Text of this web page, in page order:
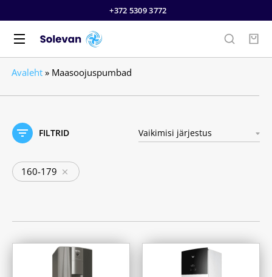
+372 5309 3772
Avaleht » Maasoojuspumbad
FILTRID
160-179